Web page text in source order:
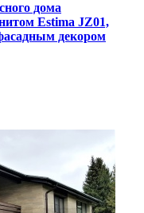
дома
Estima JZ01,
декором